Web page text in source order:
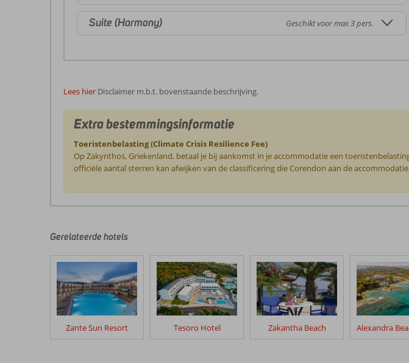
Suite (Harmony) Geschikt voor max 3 pers.
Lees hier Disclaimer m.b.t. bovenstaande beschrijving.
Extra bestemmingsinformatie
Toeristenbelasting (Climate Crisis Resilience Fee)
Op Zakynthos, Griekenland, betaal je bij aankomst in je accommodatie een
officiële aantal sterren kan afwijken van de classificering die Corendon aan de
door
klanten
geschreven
na
hun
verblijf
Belvedere
Gerelateerde hotels
Zante Sun Resort Tesoro Hotel Zakantha Beach